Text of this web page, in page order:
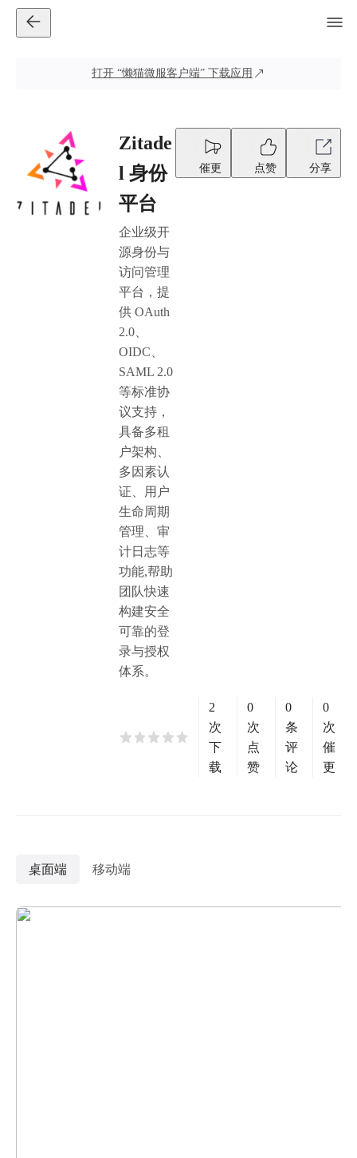
打开 “懒猫微服客户端” 下载应用
Zitade
l 身份
平台
企业级开
源身份与
访问管理
平台，提
供 OAuth
2.0、
OIDC、
SAML 2.0
等标准协
议支持，
具备多租
户架构、
多因素认
证、用户
生命周期
管理、审
计日志等
功能,帮助
团队快速
构建安全
可靠的登
录与授权
体系。
催更 点赞 分享
2
次
下
载
0
次
点
赞
0
条
评
论
0
次
催
更
桌面端 移动端